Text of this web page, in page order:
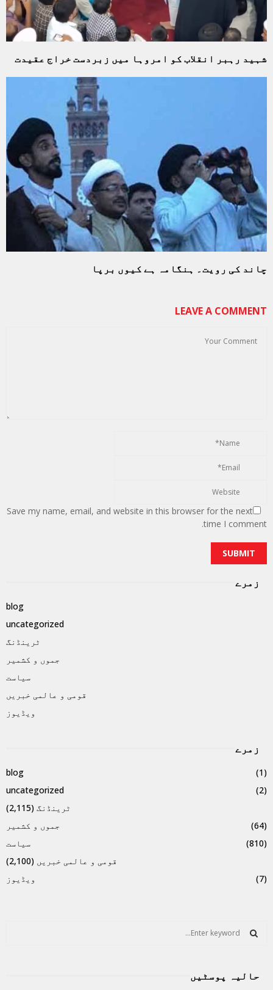
شہید رہبر انقلاب کو امروہا میں زبردست خراج عقیدت
چاند کی رویت۔ ہنگامہ ہے کیوں برپا
LEAVE A COMMENT
Save my name, email, and website in this browser for the next
time I comment.
زمرے
blog
uncategorized
ٹرینڈنگ
جموں و کشمیر
سیاست
قومی و عالمی خبریں
ویڈیوز
زمرے
blog
(1)
uncategorized
(2)
ٹرینڈنگ (2,115)
جموں و کشمیر
(64)
سیاست
(810)
قومی و عالمی خبریں (2,100)
ویڈیوز
(7)
E
حالیہ پوسٹیں